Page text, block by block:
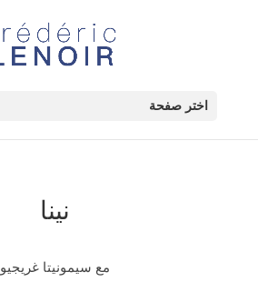
اختر صفحة
نينا
مع سيمونيتا غريجيو